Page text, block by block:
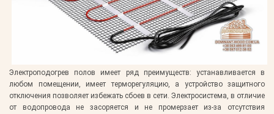
Электроподогрев полов имеет ряд преимуществ: устанавливается в
любом помещении, имеет терморегуляцию, а устройство защитного
отключения позволяет избежать сбоев в сети. Электросистема, в отличие
от водопровода не засоряется и не промерзает из-за отсутствия